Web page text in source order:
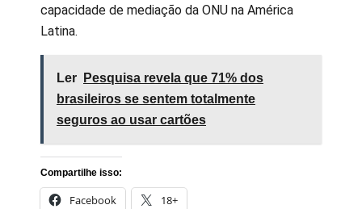
capacidade de mediação da ONU na América
Latina.
Ler
Pesquisa revela que 71% dos
brasileiros se sentem totalmente
seguros ao usar cartões
Compartilhe isso:
Facebook 18+